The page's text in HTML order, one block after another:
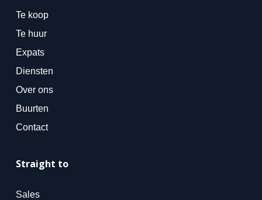
Te koop
Te huur
Expats
Diensten
Over ons
Buurten
Contact
Straight to
Sales